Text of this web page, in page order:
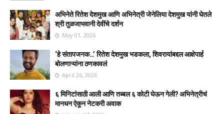
अभिनेते रितेश देशमुख आणि अभिनेत्री जेनेलिया देशमुख यांनी घेतले
श्री तुळजाभवानी देवींचे दर्शन
May 01, 2026
‘हे संतापजनक…’ रितेश देशमुख भडकला, शिवरायांबद्दल आक्षेपार्ह
बोलणाऱ्यांना ठणकावलं
April 26, 2026
६ मिनिटांसाठी आली आणि तब्बल ६ कोटी घेऊन गेली? अभिनेत्रीचं
मानधन ऐकून नेटकरी अवाक